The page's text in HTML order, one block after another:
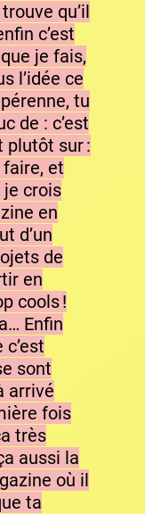
qu’il
c’est
je fais,
l’idée ce
tu
de : c’est
plutôt sur :
faire, et
crois
en
d’un
de
en
cools !
Enfin
sont
arrivé
fois
très
aussi la
où il
ta